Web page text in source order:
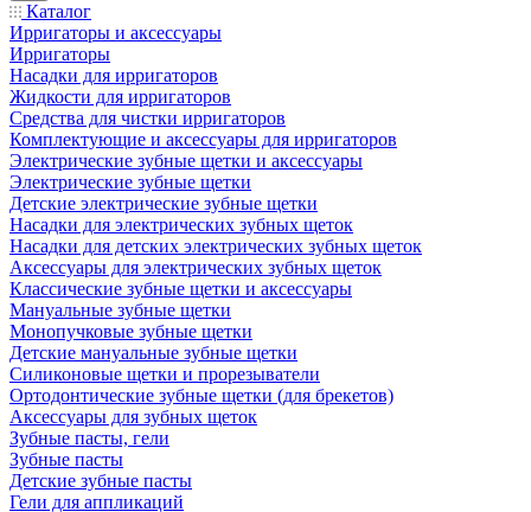
Каталог
Ирригаторы и аксессуары
Ирригаторы
Насадки для ирригаторов
Жидкости для ирригаторов
Средства для чистки ирригаторов
Комплектующие и аксессуары для ирригаторов
Электрические зубные щетки и аксессуары
Электрические зубные щетки
Детские электрические зубные щетки
Насадки для электрических зубных щеток
Насадки для детских электрических зубных щеток
Аксессуары для электрических зубных щеток
Классические зубные щетки и аксессуары
Мануальные зубные щетки
Монопучковые зубные щетки
Детские мануальные зубные щетки
Силиконовые щетки и прорезыватели
Ортодонтические зубные щетки (для брекетов)
Аксессуары для зубных щеток
Зубные пасты, гели
Зубные пасты
Детские зубные пасты
Гели для аппликаций